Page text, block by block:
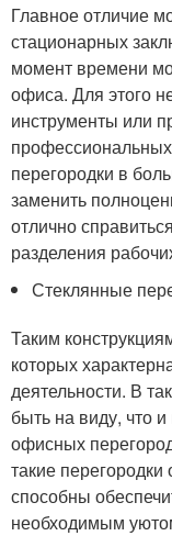
Главное отличие
стационарных
момент времени
офиса. Для этого
инструменты или
перегородки в
заменить
отлично
разделения
Стеклянные
Таким
которых
деятельности. В
быть на виду, что
офисных
такие
способны
необходимым